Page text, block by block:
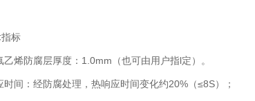
标
乙烯防腐层厚度：1.0mm（也可由用户指l定）。
间：经防腐处理，热响应时间变化约20%（≤8S）；